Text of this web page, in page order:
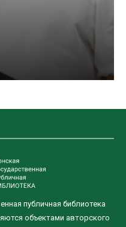
публичная библиотека
объектами авторского